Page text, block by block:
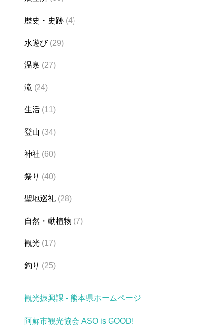
歴史・史跡 (4)
水遊び(29)
温泉 (27)
滝 (24)
生活 (11)
登山 (34)
神社 (60)
祭り (40)
聖地巡礼 (28)
自然・動植物 (7)
観光 (17)
釣り (25)
観光振興課 - 熊本県ホームページ
阿蘇市観光協会 ASO is GOOD!